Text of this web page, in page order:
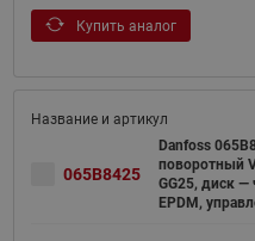
Купить аналог
065B8425
Danfoss
поворотный
GG25, диск —
EPDM,